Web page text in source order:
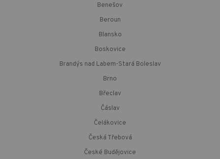
Benešov
Beroun
Blansko
Boskovice
Brandýs nad Labem-Stará Boleslav
Brno
Břeclav
Čáslav
Čelákovice
Česká Třebová
České Budějovice